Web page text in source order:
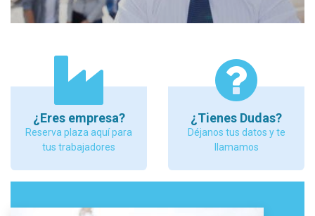
¿Eres empresa?
Reserva plaza aquí para
tus trabajadores
¿Tienes Dudas?
Déjanos tus datos y te
llamamos